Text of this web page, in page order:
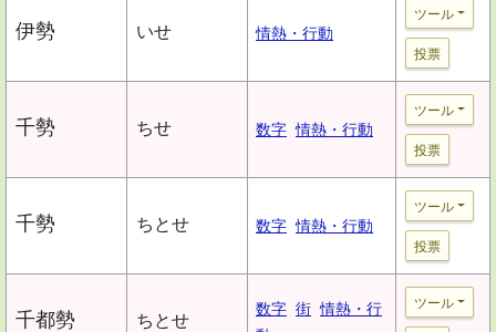
伊勢 いせ 情熱・行動
ツール
投票
千勢 ちせ 数字 情熱・行動
ツール
投票
千勢 ちとせ 数字 情熱・行動
ツール
投票
千都勢 ちとせ
数字 街 情熱・行
ツール